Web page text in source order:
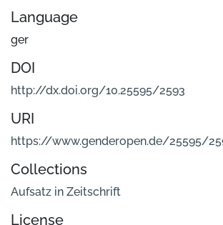
Language
ger
DOI
http://dx.doi.org/10.25595/2593
URI
https://www.genderopen.de/25595/
Collections
Aufsatz in Zeitschrift
License